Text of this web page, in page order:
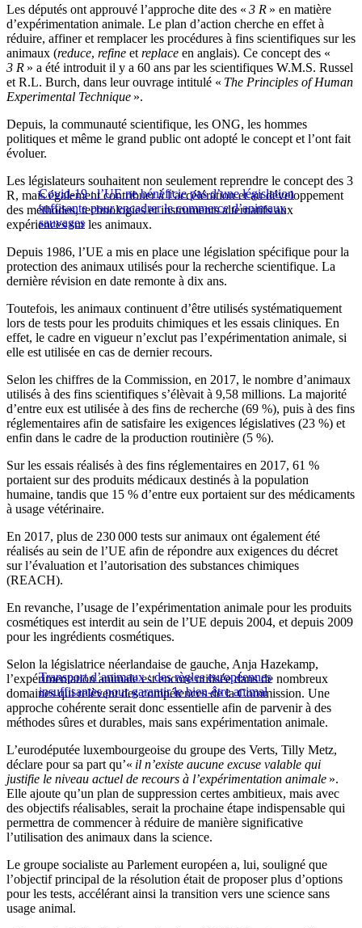
Les députés ont approuvé l’approche dite des « 3 R » en matière
d’expérimentation animale. Le plan d’action cherche en effet à
réduire, affiner et remplacer les procédures à fins scientifiques sur les
animaux (reduce, refine et replace en anglais). Ce concept des «
3 R » a été introduit il y a 60 ans par les scientifiques W.M.S. Russel
et R.L. Burch, dans leur ouvrage intitulé « The Principles of Human
Experimental Technique ».
Depuis, la communauté scientifique, les ONG, les hommes
politiques et même le grand public ont adopté le concept et l’ont fait
évoluer.
Covid-19 : l’UE ne bénéficie pas d’une législation
suffisante pour encadrer le commerce d’animaux
sauvages
Les législateurs souhaitent non seulement reprendre le concept des 3
R, mais également contribuer à l’accélération et au développement
des méthodes, technologies et instruments alternatifs aux
expériences sur les animaux.
Depuis 1986, l’UE a mis en place une législation spécifique pour la
protection des animaux utilisés pour la recherche scientifique. La
dernière révision en date remonte à dix ans.
Toutefois, les animaux continuent d’être utilisés systématiquement
lors de tests pour les produits chimiques et les essais cliniques. En
effet, le cadre en vigueur n’exclut pas l’expérimentation animale, si
elle est utilisée en cas de dernier recours.
Selon les chiffres de la Commission, en 2017, le nombre d’animaux
utilisés à des fins scientifiques s’élèvait à 9,58 millions. La majorité
d’entre eux est utilisée à des fins de recherche (69 %), puis à des fins
réglementaires afin de satisfaire les exigences législatives (23 %) et
enfin dans le cadre de la production routinière (5 %).
Sur les essais réalisés à des fins réglementaires en 2017, 61 %
portaient sur des produits médicaux destinés à la population
humaine, tandis que 15 % d’entre eux portaient sur des médicaments
à usage vétérinaire.
En 2017, plus de 230 000 tests sur animaux ont également été
réalisés au sein de l’UE afin de répondre aux exigences du décret
sur l’évaluation et l’autorisation des substances chimiques
(REACH).
En revanche, l’usage de l’expérimentation animale pour les produits
cosmétiques est interdit au sein de l’UE depuis 2004, et depuis 2009
pour les ingrédients cosmétiques.
Transport d’animaux : des règles européennes
insuffisantes pour garantir le bien-être animal
Selon la législatrice néerlandaise de gauche, Anja Hazekamp,
l’expérimentation animale est encore utilisée dans de nombreux
domaines qui relèvent des compétences de la Commission. Une
approche cohérente serait donc essentielle afin de parvenir à des
méthodes sûres et durables, mais sans expérimentation animale.
L’eurodéputée luxembourgeoise du groupe des Verts, Tilly Metz,
déclare pour sa part qu’« il n’existe aucune excuse valable qui
justifie le niveau actuel de recours à l’expérimentation animale ».
Elle ajoute qu’un plan de suppression certes ambitieux, mais avec
des objectifs réalisables, serait la prochaine étape indispensable qui
permettra de commencer à réduire de manière significative
l’utilisation des animaux dans la science.
Le groupe socialiste au Parlement européen a, lui, souligné que
l’objectif principal de la résolution était de proposer plus d’options
pour les tests, accélérant ainsi la transition vers une science sans
usage animal.